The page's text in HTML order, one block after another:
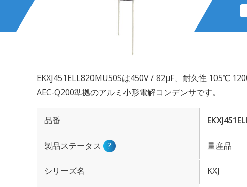
EKXJ451ELL820MU50Sは450V / 82µF、耐久性 105℃
AEC-Q200準拠のアルミ小形電解コンデンサです。
品番
製品ステータス ? 量産品
シリーズ名 KXJ